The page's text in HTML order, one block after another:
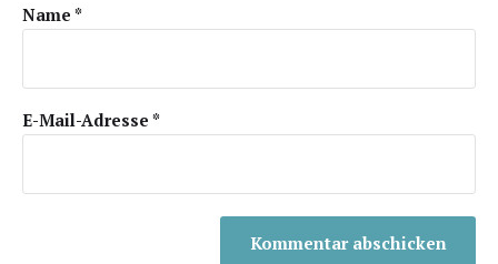
Name *
E-Mail-Adresse *